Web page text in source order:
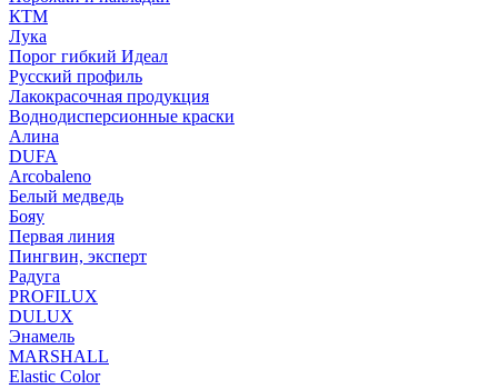
КТМ
Лука
Порог гибкий Идеал
Русский профиль
Лакокрасочная продукция
Воднодисперсионные краски
Алина
DUFA
Arcobaleno
Белый медведь
Бояу
Первая линия
Пингвин, эксперт
Радуга
PROFILUX
DULUX
Энамель
MARSHALL
Elastic Color